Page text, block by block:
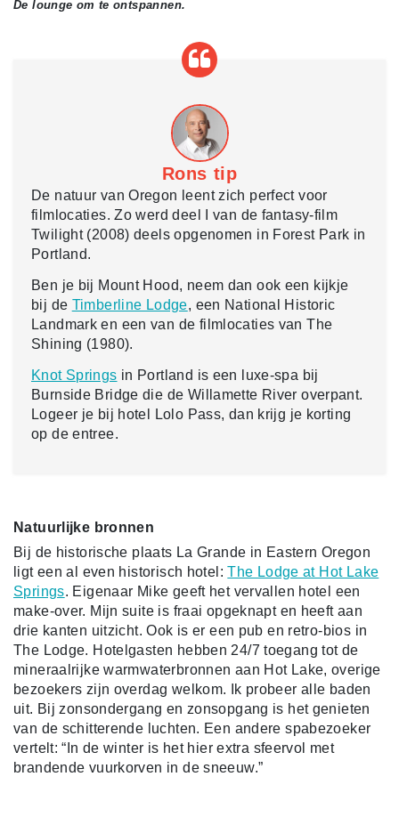
De lounge om te ontspannen.
Rons tip
De natuur van Oregon leent zich perfect voor
filmlocaties. Zo werd deel I van de fantasy-film
Twilight (2008) deels opgenomen in Forest Park in
Portland.
Ben je bij Mount Hood, neem dan ook een kijkje
bij de Timberline Lodge, een National Historic
Landmark en een van de filmlocaties van The
Shining (1980).
Knot Springs in Portland is een luxe-spa bij
Burnside Bridge die de Willamette River overpant.
Logeer je bij hotel Lolo Pass, dan krijg je korting
op de entree.
Natuurlijke bronnen
Bij de historische plaats La Grande in Eastern Oregon
ligt een al even historisch hotel:The Lodge at Hot Lake
Springs. Eigenaar Mike geeft het vervallen hotel een
make-over. Mijn suite is fraai opgeknapt en heeft aan
drie kanten uitzicht. Ook is er een pub en retro-bios in
The Lodge. Hotelgasten hebben 24/7 toegang tot de
mineraalrijke warmwaterbronnen aan Hot Lake, overige
bezoekers zijn overdag welkom. Ik probeer alle baden
uit. Bij zonsondergang en zonsopgang is het genieten
van de schitterende luchten. Een andere spabezoeker
vertelt: “In de winter is het hier extra sfeervol met
brandende vuurkorven in de sneeuw.”